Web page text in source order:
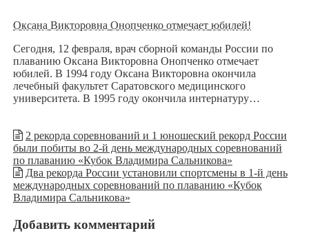
Оксана Викторовна Онопченко отмечает юбилей!
Сегодня, 12 февраля, врач сборной команды России по
плаванию Оксана Викторовна Онопченко отмечает
юбилей. В 1994 году Оксана Викторовна окончила
лечебный факультет Саратовского медицинского
университета. В 1995 году окончила интернатуру…
2 рекорда соревнований и 1 юношеский рекорд России
были побиты во 2-й день международных соревнований
по плаванию «Кубок Владимира Сальникова»
Два рекорда России установили спортсмены в 1-й день
международных соревнований по плаванию «Кубок
Владимира Сальникова»
Добавить комментарий